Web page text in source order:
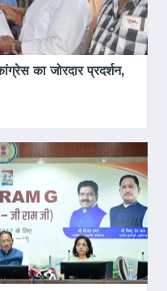
का जोरदार प्रदर्शन,